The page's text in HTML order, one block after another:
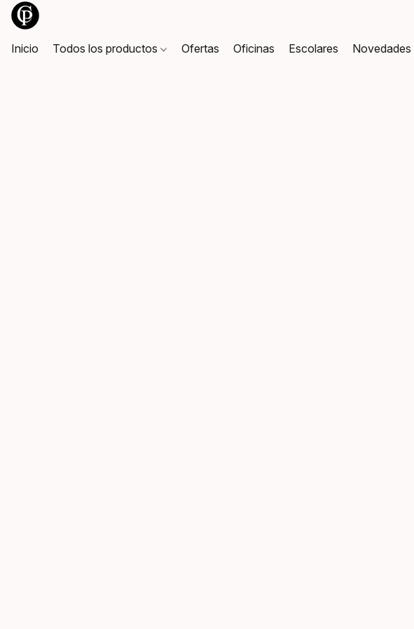
Inicio Todos los productos Ofertas Oficinas Escolares Novedades